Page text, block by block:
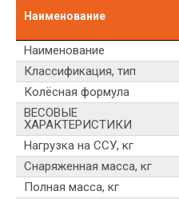
Наименование
Наименование
Классификация, тип
Колёсная формула
ВЕСОВЫЕ
ХАРАКТЕРИСТИКИ
Нагрузка на ССУ, кг
Снаряженная масса, кг
Полная масса, кг